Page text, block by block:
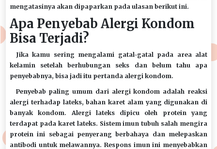
mengatasinya akan dipaparkan pada ulasan berikut ini.
Apa Penyebab Alergi Kondom
Bisa Terjadi?
Jika kamu sering mengalami gatal-gatal pada area alat
kelamin setelah berhubungan seks dan belum tahu apa
penyebabnya, bisa jadi itu pertanda alergi kondom.
Penyebab paling umum dari alergi kondom adalah reaksi
alergi terhadap lateks, bahan karet alam yang digunakan di
banyak kondom. Alergi lateks dipicu oleh protein yang
terdapat pada karet lateks. Sistem imun tubuh salah mengira
protein ini sebagai penyerang berbahaya dan melepaskan
antibodi untuk melawannya. Respons imun ini menyebabkan